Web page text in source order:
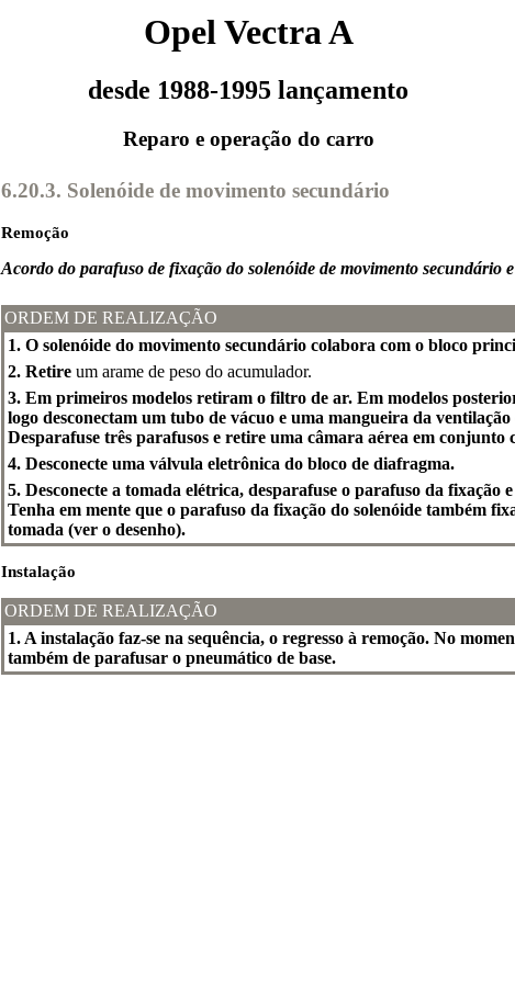
Opel Vectra A
desde 1988-1995 lançamento
Reparo e operação do carro
6.20.3. Solenóide de movimento secundário
Remoção
Acordo do parafuso de fixação do solenóide de movimento secundário
ORDEM DE REALIZAÇÃO
1. O solenóide do movimento secundário colabora com o bloco
2. Retire um arame de peso do acumulador.
3. Em primeiros modelos retiram o filtro de ar. Em modelos
logo desconectam um tubo de vácuo e uma mangueira da
Desparafuse três parafusos e retire uma câmara aérea em conjunto
4. Desconecte uma válvula eletrônica do bloco de diafragma.
5. Desconecte a tomada elétrica, desparafuse o parafuso da
Tenha em mente que o parafuso da fixação do solenóide também
tomada (ver o desenho).
Instalação
ORDEM DE REALIZAÇÃO
1. A instalação faz-se na sequência, o regresso à remoção. No
também de parafusar o pneumático de base.